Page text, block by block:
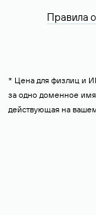
Правила
* Цена для физлиц и
за одно доменное
действующая на